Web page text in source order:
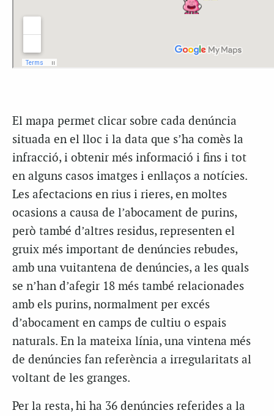
El mapa permet clicar sobre cada denúncia
situada en el lloc i la data que s’ha comès la
infracció, i obtenir més informació i fins i tot
en alguns casos imatges i enllaços a notícies.
Les afectacions en rius i rieres, en moltes
ocasions a causa de l’abocament de purins,
però també d’altres residus, representen el
gruix més important de denúncies rebudes,
amb una vuitantena de denúncies, a les quals
se n’han d’afegir 18 més també relacionades
amb els purins, normalment per excés
d’abocament en camps de cultiu o espais
naturals. En la mateixa línia, una vintena més
de denúncies fan referència a irregularitats al
voltant de les granges.
Per la resta, hi ha 36 denúncies referides a la